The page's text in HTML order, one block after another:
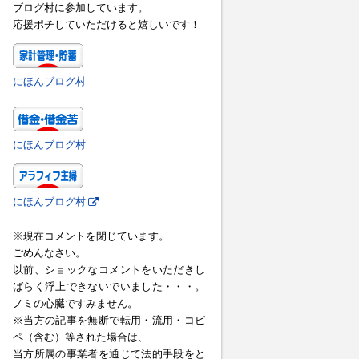
ブログ村に参加しています。
応援ポチしていただけると嬉しいです！
にほんブログ村
にほんブログ村
にほんブログ村
※現在コメントを閉じています。
ごめんなさい。
以前、ショックなコメントをいただきし
ばらく浮上できないでいました・・・。
ノミの心臓ですみません。
※当方の記事を無断で転用・流用・コピ
ペ（含む）等された場合は、
当方所属の事業者を通じて法的手段をと